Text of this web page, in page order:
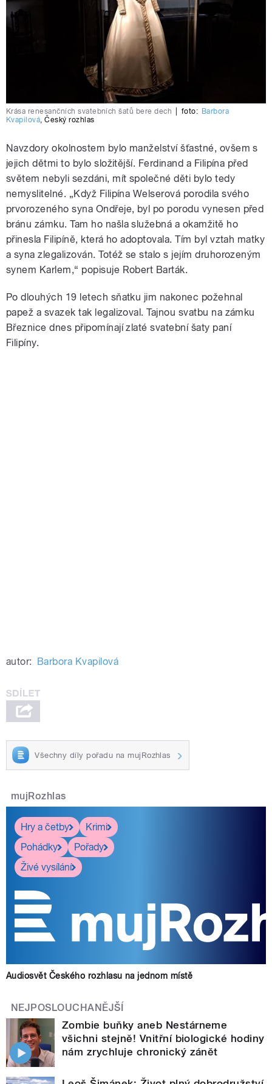
Krása renesančních svatebních šatů bere dech foto: Barbora
Kvapilová ,Český rozhlas
Navzdory okolnostem bylo manželství šťastné, ovšem s
jejich dětmi to bylo složitější. Ferdinand a Filipína před
světem nebyli sezdáni, mít společné děti bylo tedy
nemyslitelné. „Když Filipína Welserová porodila svého
prvorozeného syna Ondřeje, byl po porodu vynesen před
bránu zámku. Tam ho našla služebná a okamžitě ho
přinesla Filipíně, která ho adoptovala. Tím byl vztah matky
a syna zlegalizován. Totéž se stalo s jejím druhorozeným
synem Karlem,“ popisuje Robert Barták.
Po dlouhých 19 letech sňatku jim nakonec požehnal
papež a svazek tak legalizoval. Tajnou svatbu na zámku
Březnice dnes připomínají zlaté svatební šaty paní
Filipíny.
autor: Barbora Kvapilová
Všechny díly pořadu na mujRozhlas
mujRozhlas
Hry a četby
Krimi
Pohádky
Pořady
Živé vysílání
Audiosvět Českého rozhlasu na jednom místě
NEJPOSLOUCHANĚJŠÍ
Zombie buňky aneb Nestárneme
všichni stejně! Vnitřní biologické hodiny
nám zrychluje chronický zánět